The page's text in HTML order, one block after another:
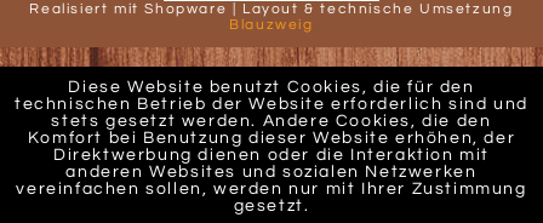
Realisiert mit Shopware | Layout & technische Umsetzung
Blauzweig
Diese Website benutzt Cookies, die für den
technischen Betrieb der Website erforderlich sind und
stets gesetzt werden. Andere Cookies, die den
Komfort bei Benutzung dieser Website erhöhen, der
Direktwerbung dienen oder die Interaktion mit
anderen Websites und sozialen Netzwerken
vereinfachen sollen, werden nur mit Ihrer Zustimmung
gesetzt.